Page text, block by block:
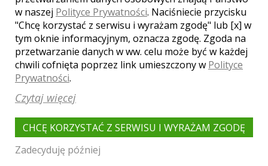
które są atrakcyjną pamiątka na lata.
Odpowednego kamerzystę można
znaleźćtutaj.
Samochody weselne –
wynajem w Radomiu
o istniejącej na rynku usłudzewynajmu
samochodu ślubnego.Ślubny pojazd
jest niezbędny podczas podróży pary
w naszej Polityce Prywatności. Naciśniecie przycisku
"Chcę korzystać z serwisu i wyrażam zgodę" lub [x] w
tym oknie informacyjnym, oznacza zgodę. Zgoda na
przetwarzanie danych w ww. celu może być w każdej
chwili cofnięta poprzez link umieszczony w Polityce
Prywatności.
Czytaj więcej
CHCĘ KORZYSTAĆ Z SERWISU I WYRAŻAM ZGODĘ
Zadecyduję później